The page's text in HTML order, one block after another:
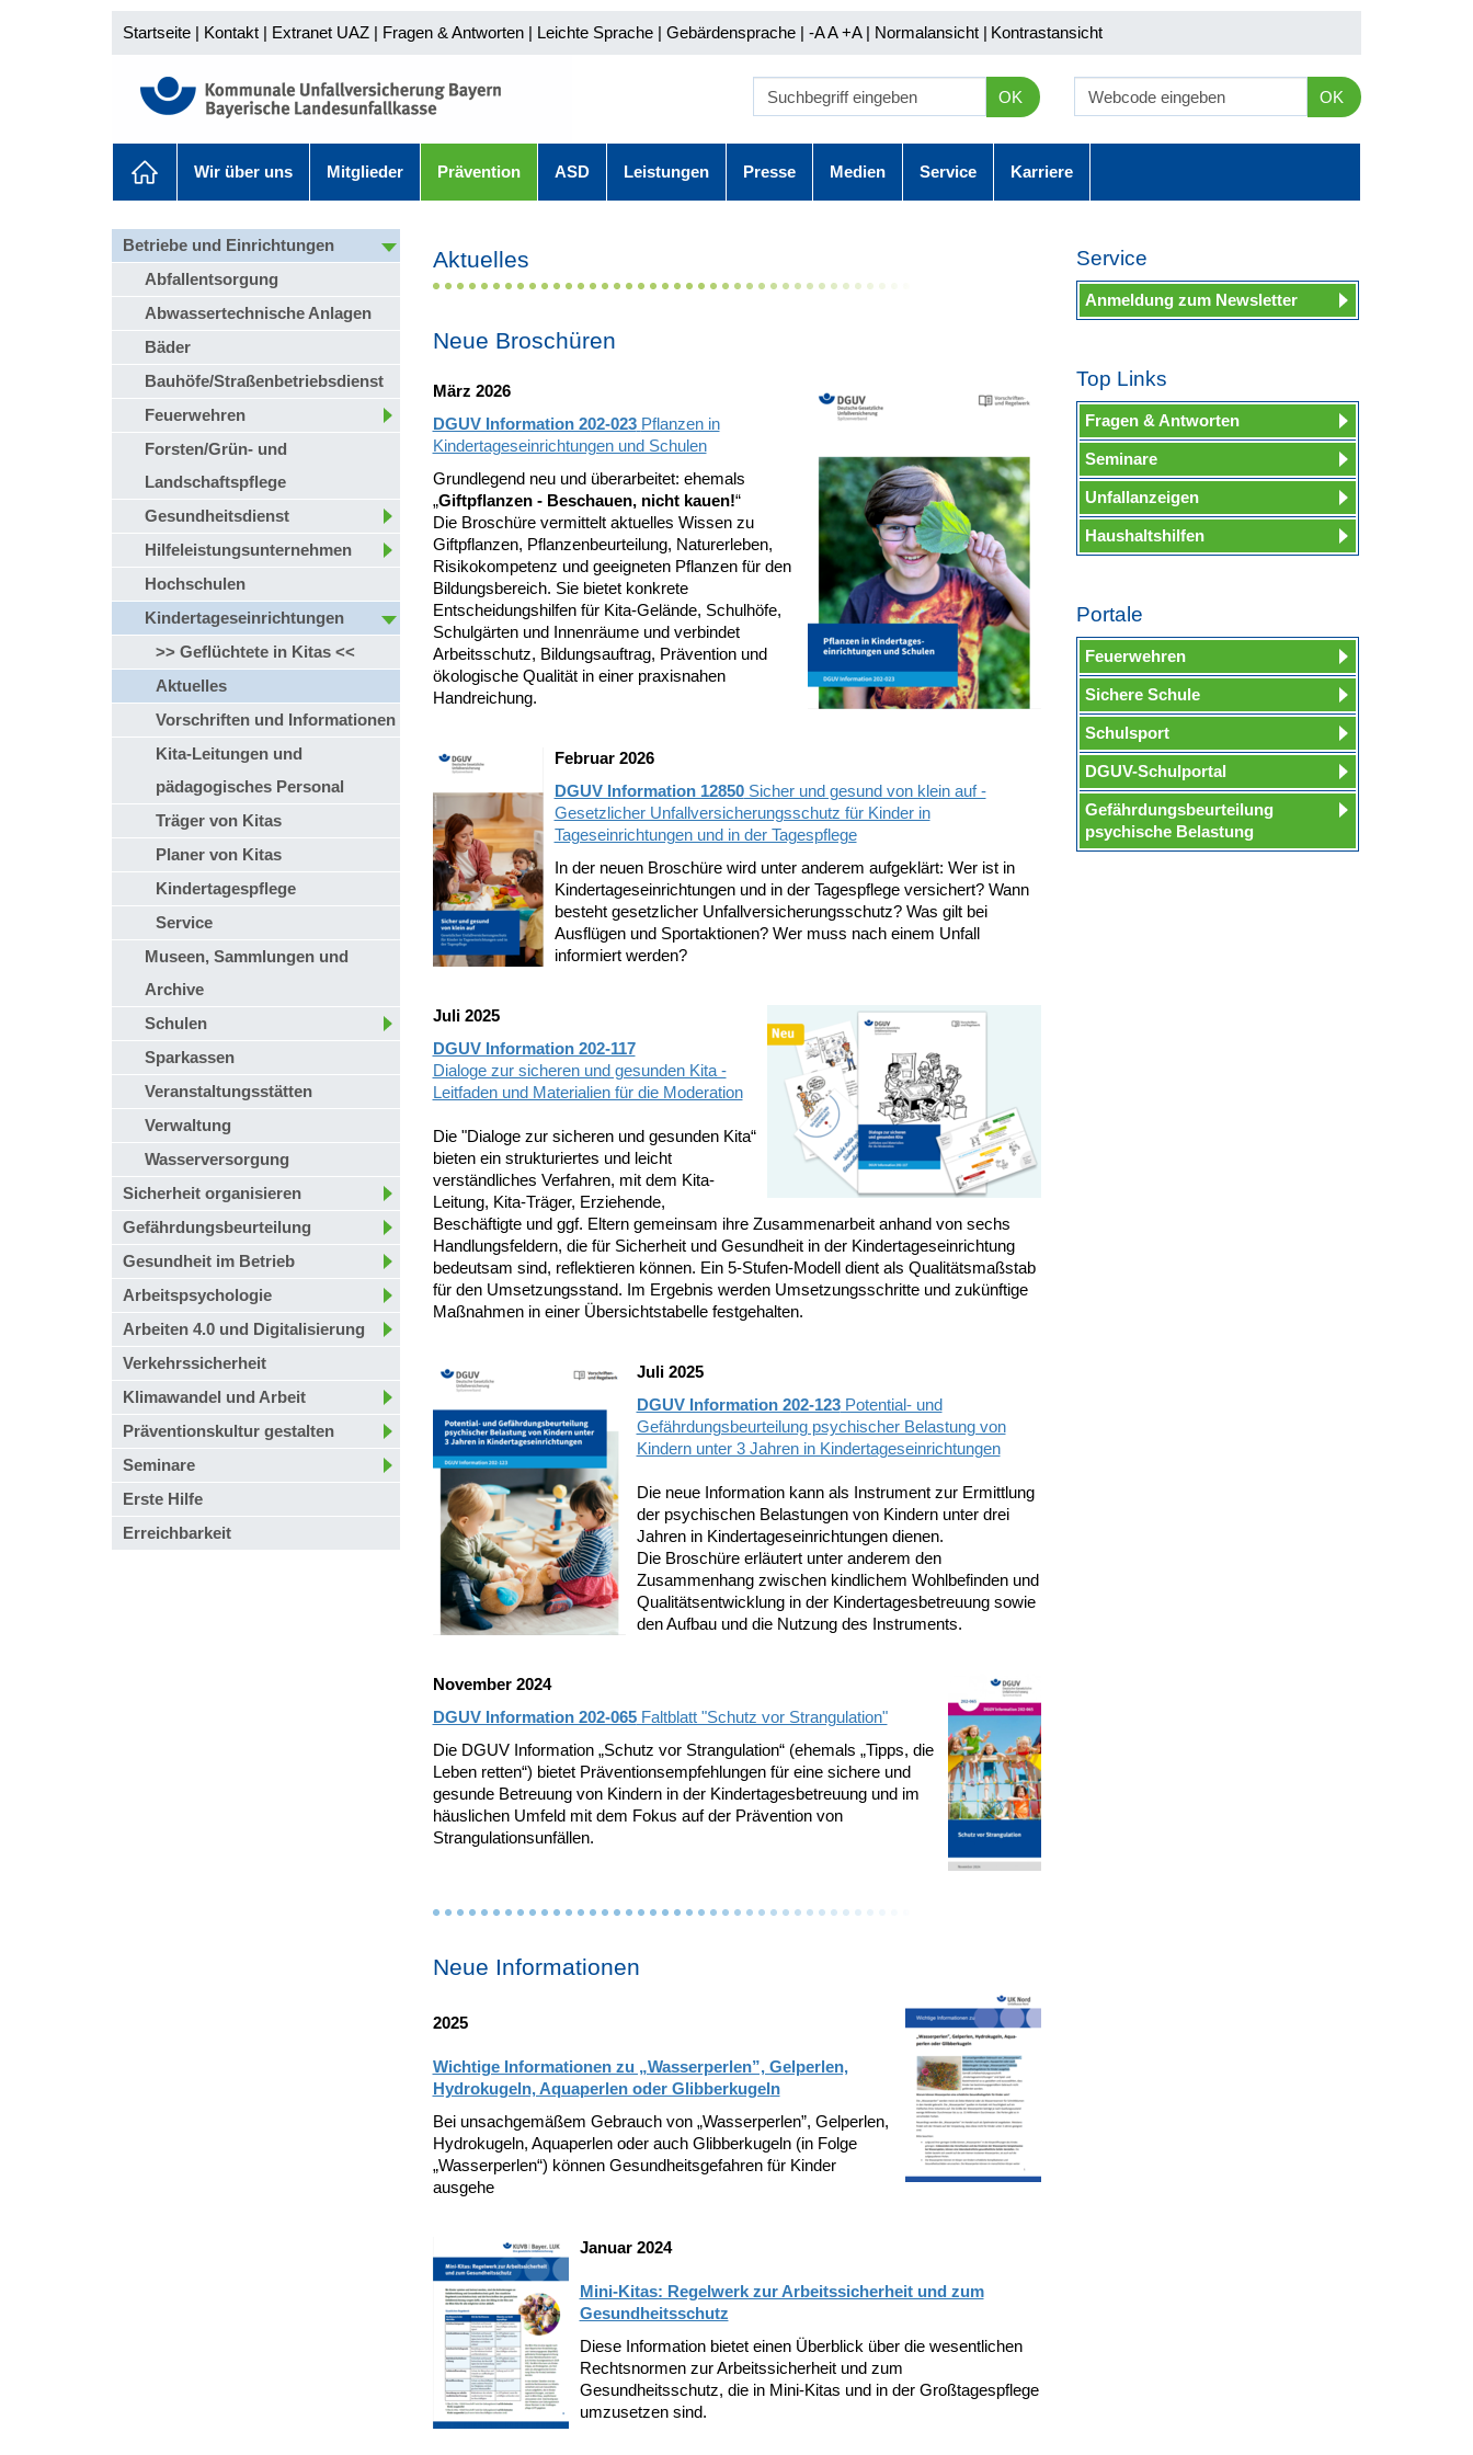
Startseite | Kontakt | Extranet UAZ | Fragen & Antworten | Leichte Sprache | Gebärdensprache | -A A+A | Normalansicht | Kontrastansicht
OK OK
Wir über uns Mitglieder Prävention ASD Leistungen Presse Medien Service Karriere
Betriebe und Einrichtungen
Abfallentsorgung
Abwassertechnische Anlagen
Bäder
Bauhöfe/Straßenbetriebsdienst
Feuerwehren
Forsten/Grün- und
Landschaftspflege
Gesundheitsdienst
Hilfeleistungsunternehmen
Hochschulen
Kindertageseinrichtungen
>> Geflüchtete in Kitas <<
Aktuelles
Vorschriften und Informationen
Kita-Leitungen und
pädagogisches Personal
Träger von Kitas
Planer von Kitas
Kindertagespflege
Service
Museen, Sammlungen und
Archive
Schulen
Sparkassen
Veranstaltungsstätten
Verwaltung
Wasserversorgung
Sicherheit organisieren
Gefährdungsbeurteilung
Gesundheit im Betrieb
Arbeitspsychologie
Arbeiten 4.0 und Digitalisierung
Verkehrssicherheit
Klimawandel und Arbeit
Präventionskultur gestalten
Seminare
Erste Hilfe
Erreichbarkeit
Aktuelles
Neue Broschüren
März 2026
DGUV Information 202-023 Pflanzen in
Kindertageseinrichtungen und Schulen
Grundlegend neu und überarbeitet: ehemals
„Giftpflanzen - Beschauen, nicht kauen!“
Die Broschüre vermittelt aktuelles Wissen zu
Giftpflanzen, Pflanzenbeurteilung, Naturerleben,
Risikokompetenz und geeigneten Pflanzen für den
Bildungsbereich. Sie bietet konkrete
Entscheidungshilfen für Kita-Gelände, Schulhöfe,
Schulgärten und Innenräume und verbindet
Arbeitsschutz, Bildungsauftrag, Prävention und
ökologische Qualität in einer praxisnahen
Handreichung.
Februar 2026
DGUV Information 12850Sicher und gesund von klein auf -
Gesetzlicher Unfallversicherungsschutz für Kinder in
Tageseinrichtungen und in der Tagespflege
In der neuen Broschüre wird unter anderem aufgeklärt: Wer ist in
Kindertageseinrichtungen und in der Tagespflege versichert? Wann
besteht gesetzlicher Unfallversicherungsschutz? Was gilt bei
Ausflügen und Sportaktionen? Wer muss nach einem Unfall
informiert werden?
Juli 2025
DGUV Information 202-117
Dialoge zur sicheren und gesunden Kita -
Leitfaden und Materialien für die Moderation
Die "Dialoge zur sicheren und gesunden Kita“
bieten ein strukturiertes und leicht
verständliches Verfahren, mit dem Kita-
Leitung, Kita-Träger, Erziehende,
Beschäftigte und ggf. Eltern gemeinsam ihre Zusammenarbeit anhand von sechs
Handlungsfeldern, die für Sicherheit und Gesundheit in der Kindertageseinrichtung
bedeutsam sind, reflektieren können. Ein 5-Stufen-Modell dient als Qualitätsmaßstab
für den Umsetzungsstand. Im Ergebnis werden Umsetzungsschritte und zukünftige
Maßnahmen in einer Übersichtstabelle festgehalten.
Juli 2025
DGUV Information 202-123Potential- und
Gefährdungsbeurteilung psychischer Belastung von
Kindern unter 3 Jahren in Kindertageseinrichtungen
Die neue Information kann als Instrument zur Ermittlung
der psychischen Belastungen von Kindern unter drei
Jahren in Kindertageseinrichtungen dienen.
Die Broschüre erläutert unter anderem den
Zusammenhang zwischen kindlichem Wohlbefinden und
Qualitätsentwicklung in der Kindertagesbetreuung sowie
den Aufbau und die Nutzung des Instruments.
November 2024
DGUV Information 202-065Faltblatt "Schutz vor Strangulation"
Die DGUV Information „Schutz vor Strangulation“ (ehemals „Tipps, die
Leben retten“) bietet Präventionsempfehlungen für eine sichere und
gesunde Betreuung von Kindern in der Kindertagesbetreuung und im
häuslichen Umfeld mit dem Fokus auf der Prävention von
Strangulationsunfällen.
Neue Informationen
2025
Wichtige Informationen zu „Wasserperlen”, Gelperlen,
Hydrokugeln, Aquaperlen oder Glibberkugeln
Bei unsachgemäßem Gebrauch von „Wasserperlen”, Gelperlen,
Hydrokugeln, Aquaperlen oder auch Glibberkugeln (in Folge
„Wasserperlen“) können Gesundheitsgefahren für Kinder
ausgehe
Januar 2024
Mini-Kitas: Regelwerk zur Arbeitssicherheit und zum
Gesundheitsschutz
Diese Information bietet einen Überblick über die wesentlichen
Rechtsnormen zur Arbeitssicherheit und zum
Gesundheitsschutz, die in Mini-Kitas und in der Großtagespflege
umzusetzen sind.
Service
Anmeldung zum Newsletter
Top Links
Fragen & Antworten
Seminare
Unfallanzeigen
Haushaltshilfen
Portale
Feuerwehren
Sichere Schule
Schulsport
DGUV-Schulportal
Gefährdungsbeurteilung
psychische Belastung